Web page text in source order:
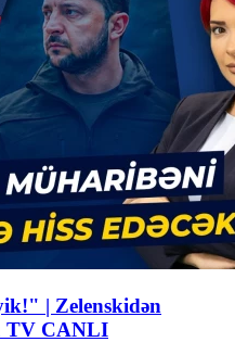
| Zelenskidən
TV CANLI